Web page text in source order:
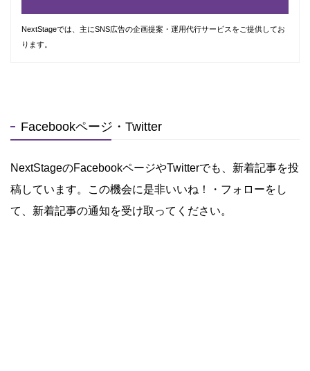
NextStageでは、主にSNS広告の企画提案・運用代行サービスをご提供してお
ります。
Facebookページ・Twitter
NextStageのFacebookページやTwitterでも、新着記事を投
稿しています。この機会に是非いいね！・フォローをし
て、新着記事の通知を受け取ってください。